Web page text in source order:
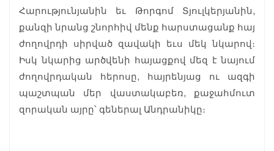
Հարությունյանին եւ Թորգոմ Տյուլկերյանին,
քանզի նրանց շնորհիվ մենք հարստացանք հայ
ժողովրդի սիրված զավակի եւս մեկ նկարով։
Իսկ նկարից արծվենի հայացքով մեզ է նայում
ժողովրդական հերոսը, հայրենյաց ու ազգի
պաշտպան մեր վաստակաբեռ, քաջահմուտ
զորական այրը՝ գեներալ Անդրանիկը։